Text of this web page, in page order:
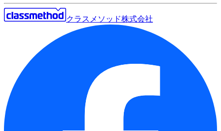
クラスメソッド株式会社